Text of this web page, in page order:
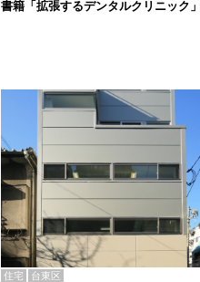
書籍「拡張するデンタルクリニック
住宅 台東区